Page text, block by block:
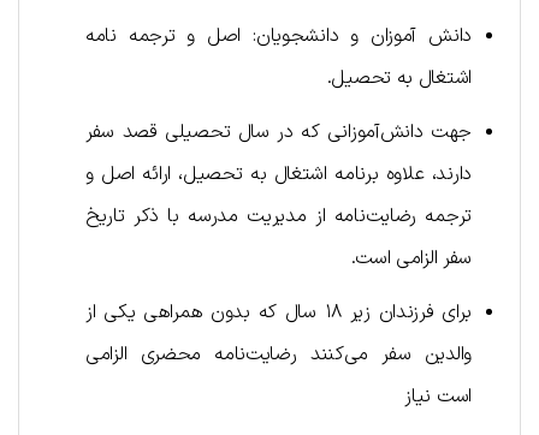
دانش آموزان و دانشجویان: اصل و ترجمه نامه
اشتغال به تحصیل.
جهت دانش‌آموزانی که در سال تحصیلی قصد سفر
دارند، علاوه برنامه اشتغال به تحصیل، ارائه اصل و
ترجمه رضایت‌نامه از مدیریت مدرسه با ذکر تاریخ
سفر الزامی است.
برای فرزندان زیر ۱۸ سال که بدون همراهی یکی از
والدین سفر می‌کنند رضایت‌نامه محضری الزامی
است نیاز